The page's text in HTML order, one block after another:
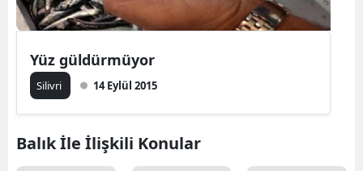
Yüz güldürmüyor
Silivri 14 Eylül 2015
Balık İle İlişkili Konular